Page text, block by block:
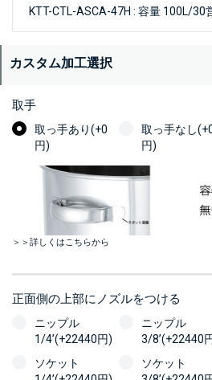
カスタム加工選択
取手
取っ手あり(+0
円)
取っ手なし
円)
＞＞詳しくはこちらから
正面側の上部にノズルをつける
ニップル
1/4’(+22440円)
ニップル
3/8’(+22440
ソケット
ソケット